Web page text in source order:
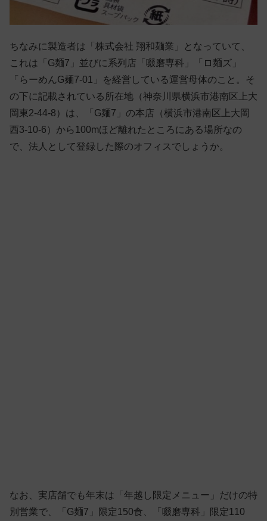
ちなみに製造者は「株式会社 翔和麺業」となっていて、
これは「G麺7」並びに系列店「啜磨専科」「ロ麺ズ」
「らーめんG麺7-01」を経営している運営母体のこと。そ
の下に記載されている所在地（神奈川県横浜市港南区上大
岡東2-44-8）は、「G麺7」の本店（横浜市港南区上大岡
西3-10-6）から100mほど離れたところにある場所なの
で、法人として登録した際のオフィスでしょうか。
なお、実店舗でも年末は「年越し限定メニュー」だけの特
別営業で、「G麺7」限定150食、「啜磨専科」限定110